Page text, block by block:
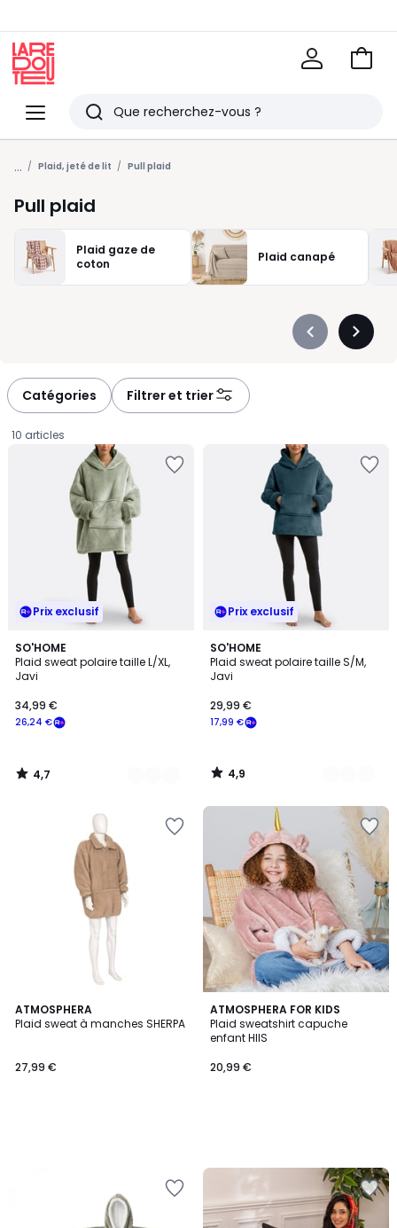
Menu
Redoute
Rechercher
Derniers
articles
vus
Voir
... Plaid, jeté de lit Pull plaid
Pull plaid
Plaid gaze de
coton
Plaid canapé
Précédent
Catégories Filtrer et trier
10 articles
Prix exclusif
SO'HOME
Plaid sweat polaire taille L/XL,
Javi
€
souscrivez
notre
programme
26,24 €
34,99 €
4,7
/ 5
9
Couleurs
4,7
/
Prix exclusif
SO'HOME
Plaid sweat polaire taille S/M,
Javi
17,99 €
29,99 €
4,9
/ 5
9
Couleurs
4,9
/
ATMOSPHERA
Plaid sweat à manches SHERPA
27,99 €
ATMOSPHERA FOR KIDS
Plaid sweatshirt capuche
enfant HIIS
20,99 €